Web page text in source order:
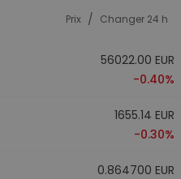
Prix / Changer 24 h
56022.00 EUR
-0.40%
1655.14 EUR
-0.30%
0.864700 EUR